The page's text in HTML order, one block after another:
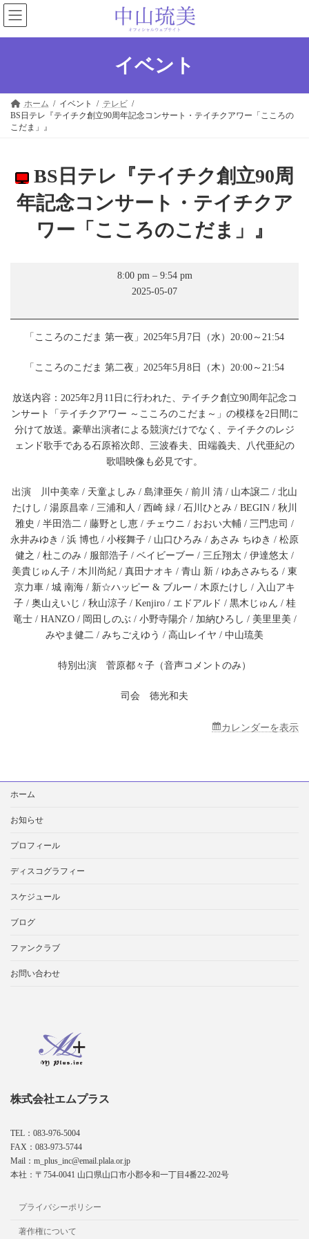
コ
ン
テ
キ
ナ
ビ
ゲ
に
イベント
ホーム イベント
テレビ
BS日テレ『テイチク創立90周年記念コンサート・テイチクアワー「こころの
こだま」』
BS日テレ『テイチク創立90周
年記念コンサート・テイチクア
ワー「こころのこだま」』
日
テ
『テ
チ
創
周
年
記
念
コ
ン
ー
ト・
テ
イ
チ
ク
ワ
ー
「こ
こ
ろ
の
だ
8:00 pm – 9:54 pm
2025-05-07
「こころのこだま 第一夜」2025年5月7日（水）20:00～21:54
「こころのこだま 第二夜」2025年5月8日（木）20:00～21:54
放送内容：2025年2月11日に行われた、テイチク創立90周年記念コ
ンサート「テイチクアワー ～こころのこだま～」の模様を2日間に
分けて放送。豪華出演者による競演だけでなく、テイチクのレジ
ェンド歌手である石原裕次郎、三波春夫、田端義夫、八代亜紀の
歌唱映像も必見です。
出演 川中美幸 / 天童よしみ / 島津亜矢 / 前川 清 / 山本譲二 / 北山
たけし / 湯原昌幸 / 三浦和人 / 西崎 緑 / 石川ひとみ / BEGIN / 秋川
雅史 / 半田浩二 / 藤野とし恵 / チェウニ / おおい大輔 / 三門忠司 /
永井みゆき / 浜 博也 / 小桜舞子 / 山口ひろみ / あさみ ちゆき / 松原
健之 / 杜このみ / 服部浩子 / ベイビーブー / 三丘翔太 / 伊達悠太 /
美貴じゅん子 / 木川尚紀 / 真田ナオキ / 青山 新 / ゆあさみちる / 東
京力車 / 城 南海 / 新☆ハッピー & ブルー / 木原たけし / 入山アキ
子 / 奥山えいじ / 秋山涼子 / Kenjiro / エドアルド / 黒木じゅん / 桂
竜士 / HANZO / 岡田しのぶ / 小野寺陽介 / 加納ひろし / 美里里美 /
みやま健二 / みちごえゆう / 高山レイヤ / 中山琉美
特別出演 菅原都々子（音声コメントのみ）
司会 徳光和夫
カレンダーを表示
索:
ホーム
お知らせ
プロフィール
ディスコグラフィー
スケジュール
ブログ
ファンクラブ
お問い合わせ
株式会社エムプラス
TEL：083-976-5004
FAX：083-973-5744
Mail：m_plus_inc@email.plala.or.jp
本社：〒754-0041 山口県山口市小郡令和一丁目4番22-202号
プライバシーポリシー
著作権について